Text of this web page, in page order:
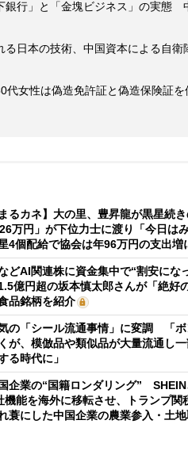
銀行」と「金塊ビジネス」の実態
る日本の技術、中国資本による自衛
代女性は偽造免許証と偽造保険証
るカネ】大の里、豊昇龍が黒星続
万円」が下位力士に渡り「今日は
4個配給で協会は年96万円の支出増
どAI関連株に資金集中で“割安にな
億円超の坂本慎太郎さんが「絶好
品銘柄を紹介
の「シール流通事情」に変調 「
が、模倣品や類似品が大量流通し
る時代に」
企業の“国籍ロンダリング” SHEIN
能を海外に移転させ、トランプ
蓑にした中国企業の農業参入・土